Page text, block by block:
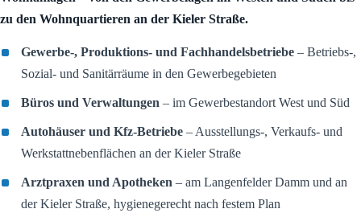
zu den Wohnquartieren an der Kieler Straße.
Gewerbe-, Produktions- und Fachhandelsbetriebe – Betriebs-,
Sozial- und Sanitärräume in den Gewerbegebieten
Büros und Verwaltungen – im Gewerbestandort West und Süd
Autohäuser und Kfz-Betriebe – Ausstellungs-, Verkaufs- und
Werkstattnebenflächen an der Kieler Straße
Arztpraxen und Apotheken – am Langenfelder Damm und an
der Kieler Straße, hygienegerecht nach festem Plan